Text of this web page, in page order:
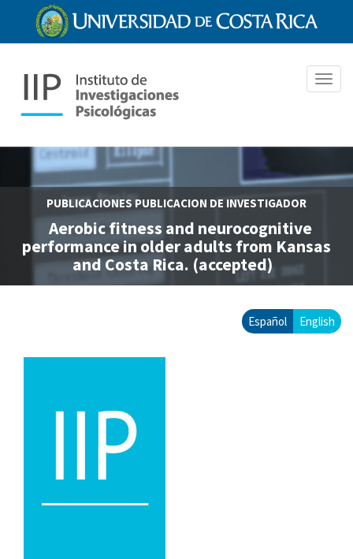
contenido
PUBLICACIONES PUBLICACION DE INVESTIGADOR
Aerobic fitness and neurocognitive
performance in older adults from Kansas
and Costa Rica. (accepted)
Español English